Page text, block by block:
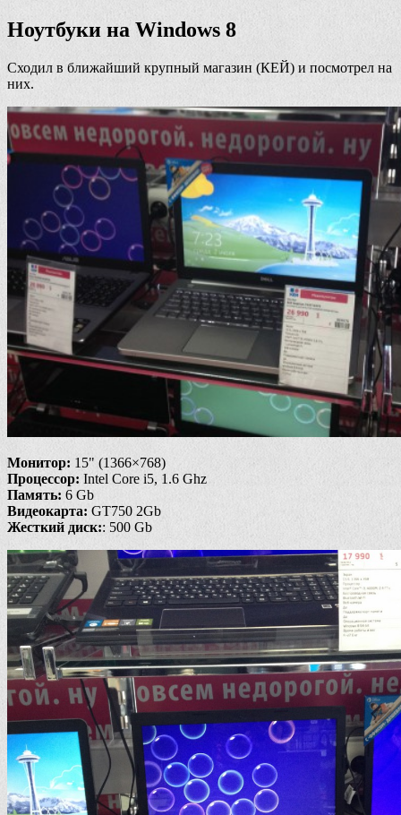
Ноутбуки на Windows 8
Сходил в ближайший крупный магазин (КЕЙ) и посмотрел на
них.
Монитор: 15" (1366×768)
Процессор: Intel Core i5, 1.6 Ghz
Память: 6 Gb
Видеокарта: GT750 2Gb
Жесткий диск:: 500 Gb